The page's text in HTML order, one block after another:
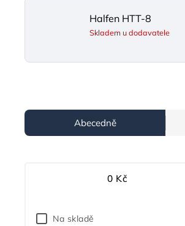
Halfen HTT-8
Skladem u dodavatele
Abecedně
0 Kč
Na skladě